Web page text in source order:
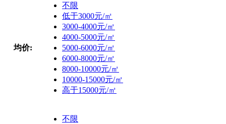
均价:
不限
低于3000元/㎡
3000-4000元/㎡
4000-5000元/㎡
5000-6000元/㎡
6000-8000元/㎡
8000-10000元/㎡
10000-15000元/㎡
高于15000元/㎡
不限